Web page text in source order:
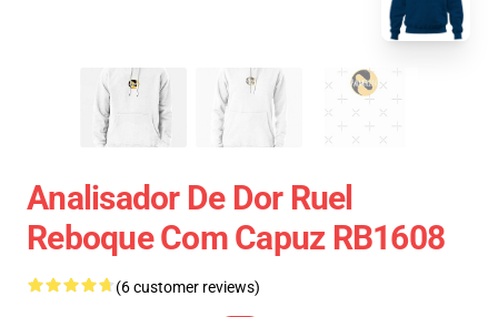
Analisador De Dor Ruel
Reboque Com Capuz RB1608
(6 customer reviews)